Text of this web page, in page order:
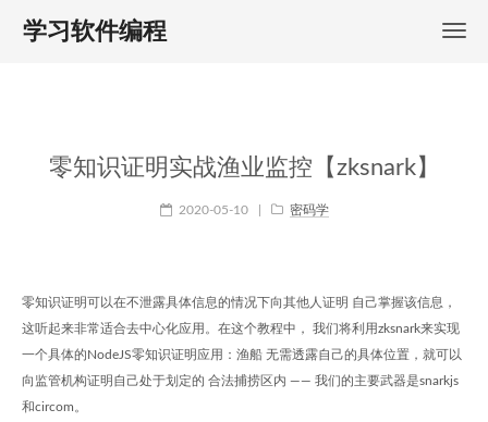
学习软件编程
零知识证明实战渔业监控【zksnark】
2020-05-10 密码学
零知识证明可以在不泄露具体信息的情况下向其他人证明 自己掌握该信息，
这听起来非常适合去中心化应用。在这个教程中， 我们将利用zksnark来实现
一个具体的NodeJS零知识证明应用：渔船 无需透露自己的具体位置，就可以
向监管机构证明自己处于划定的 合法捕捞区内 —— 我们的主要武器是snarkjs
和circom。